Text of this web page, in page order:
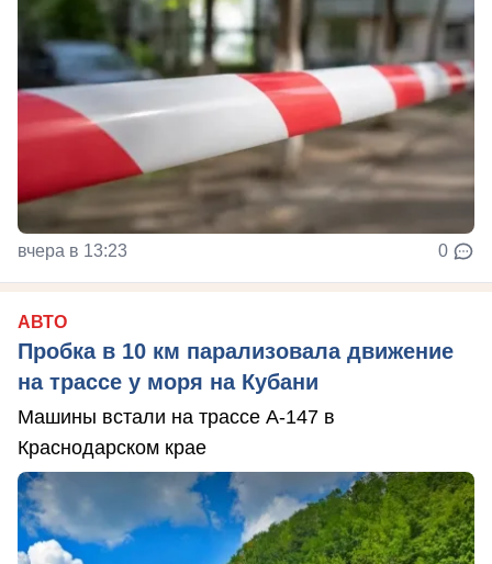
вчера в 13:23 0
АВТО
Пробка в 10 км парализовала движение
на трассе у моря на Кубани
Машины встали на трассе А-147 в
Краснодарском крае